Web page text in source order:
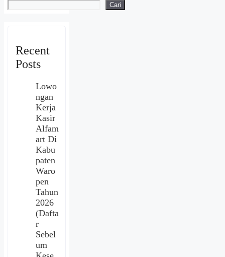
Cari
Recent
Posts
Lowo
ngan
Kerja
Kasir
Alfam
art Di
Kabu
paten
Waro
pen
Tahun
2026
(Dafta
r
Sebel
um